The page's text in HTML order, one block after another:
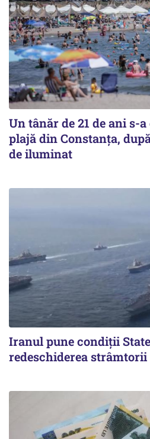
Un tânăr de 21 de ani s-
plajă din Constanța,
de iluminat
Iranul pune condiții
redeschiderea strâmtorii